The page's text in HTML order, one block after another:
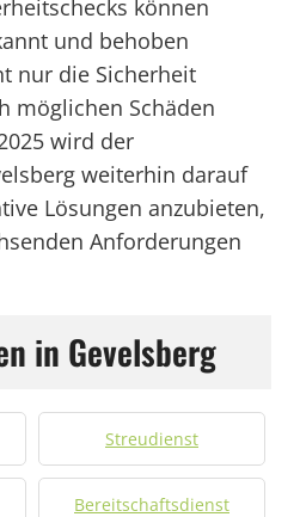
können
und behoben
nur die Sicherheit
möglichen Schäden
wird der
weiterhin darauf
Lösungen anzubieten,
Anforderungen
in Gevelsberg
Streudienst
Bereitschaftsdienst